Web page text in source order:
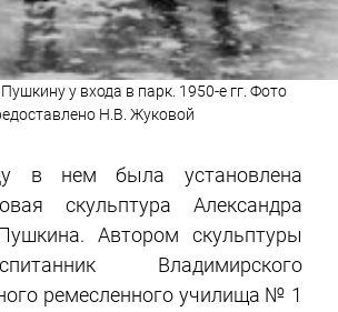
у входа в парк. 1950-е гг. Фото
Н.В. Жуковой
в нем была установлена
скульптура Александра
Автором скульптуры
Владимирского
ремесленного училища № 1